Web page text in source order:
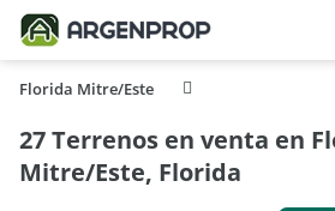
Florida Mitre/Este
27 Terrenos en venta en
Mitre/Este, Florida